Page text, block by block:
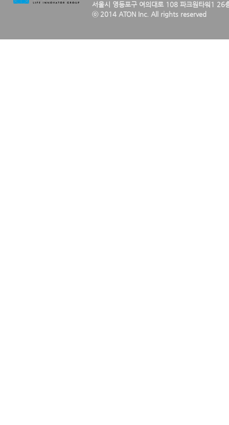
서울시 영등포구 여의대로 108 파크원타워1 26
ⓒ 2014 ATON Inc. All rights reserved